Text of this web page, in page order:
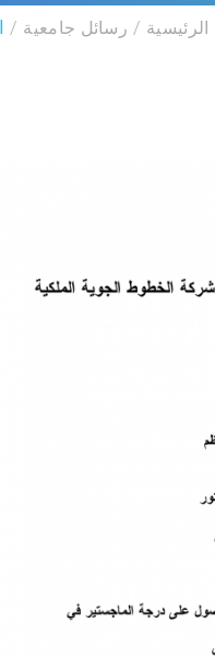
الرئيسية رسائل جامعية